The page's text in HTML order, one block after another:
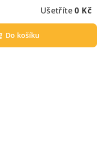
Ušetříte0 Kč
Do košíku